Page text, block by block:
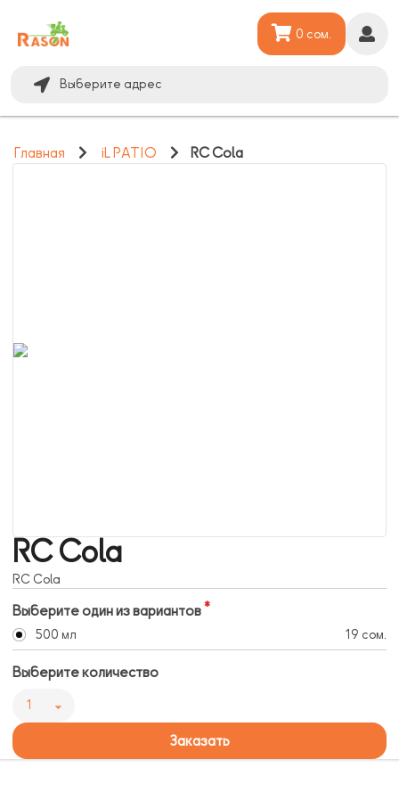
Выберите адрес
0 сом.
Главная iL PATIO RC Cola
RC Cola
RC Cola
Выберите один из вариантов
500 мл 19 сом.
Выберите количество
1
Заказать